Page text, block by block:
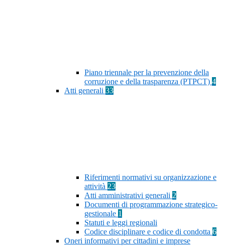
Piano triennale per la prevenzione della
corruzione e della trasparenza (PTPCT) 4
Atti generali 33
Riferimenti normativi su organizzazione e
attività 23
Atti amministrativi generali 2
Documenti di programmazione strategico-
gestionale 1
Statuti e leggi regionali
Codice disciplinare e codice di condotta 6
Oneri informativi per cittadini e imprese